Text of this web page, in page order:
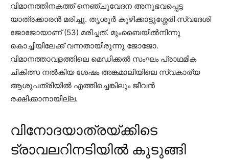
വിമാനത്തിനകത്ത് നെഞ്ചുവേദന അനുഭവപ്പെട്ട
യാത്രക്കാരന്‍ മരിച്ചു. തൃശൂര്‍ കുഴിക്കാട്ടുശ്ശേരി സ്വദേശി
ജോജോയാണ് (53) മരിച്ചത്. മുംബൈയില്‍നിന്നു
കൊച്ചിയിലേക്ക് വന്നതായിരുന്നു ജോജോ.
വിമാനത്താവളത്തിലെ മെഡിക്കല്‍ സംഘം പ്രാഥമിക
ചികിത്സ നല്‍കിയ ശേഷം അങ്കമാലിയിലെ സ്വകാര്യ
ആശുപത്രിയില്‍ എത്തിച്ചെങ്കിലും ജീവന്‍
രക്ഷിക്കാനായില്ല.
വിനോദയാത്രയ്ക്കിടെ
ട്രാവലറിനടിയിൽ കുടുങ്ങി